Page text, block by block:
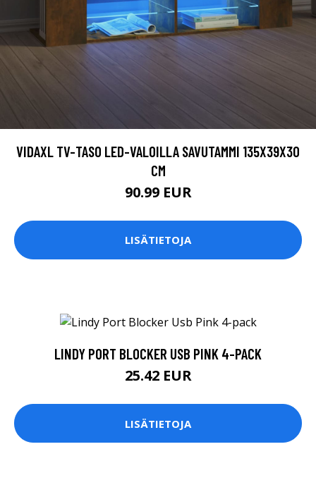
VIDAXL TV-TASO LED-VALOILLA SAVUTAMMI 135X39X30
CM
90.99 EUR
LISÄTIETOJA
LINDY PORT BLOCKER USB PINK 4-PACK
25.42 EUR
LISÄTIETOJA